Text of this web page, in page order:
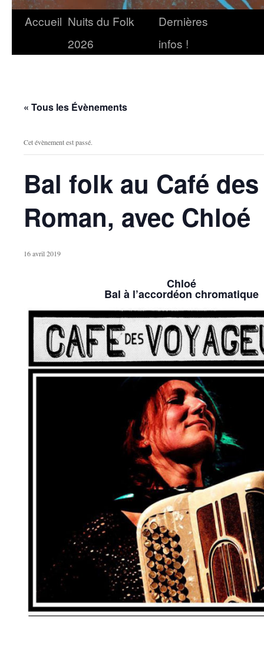
Accueil Nuits du Folk
2026
Dernières
infos !
« Tous les Évènements
Cet évènement est passé.
Bal folk au Café
Roman, avec Chloé
16 avril 2019
Chloé
Bal à l’accordéon chromatique